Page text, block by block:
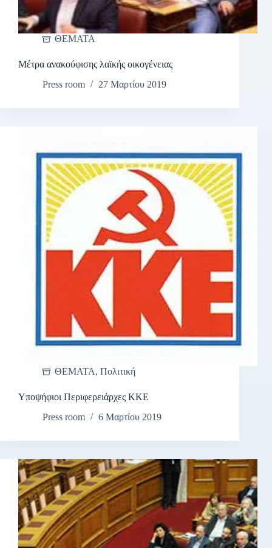
ΘΕΜΑΤΑ
Μέτρα ανακούφισης λαϊκής οικογένειας
Press room
27 Μαρτίου 2019
ΘΕΜΑΤΑ, Πολιτική
Υποψήφιοι Περιφερειάρχες ΚΚΕ
Press room
6 Μαρτίου 2019